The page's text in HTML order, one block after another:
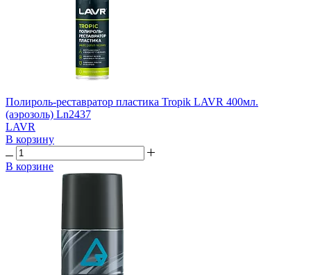
Полироль-реставратор пластика Tropik LAVR 400мл.
(аэрозоль) Ln2437
LAVR
В корзину
В корзине